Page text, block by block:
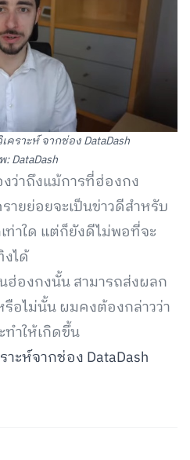
คราะห์ จากช่อง DataDash
DataDash
ว่าถึงแม้การที่ฮ่องกง
ายย่อยจะเป็นข่าวดีสำหรับ
าใด แต่ก็ยังดีไม่พอที่จะ
ได้
ฮ่องกงนั้น สามารถส่งผลก
อไม่นั้น ผมคงต้องกล่าวว่า
ำให้เกิดขึ้น
าะห์จากช่อง DataDash